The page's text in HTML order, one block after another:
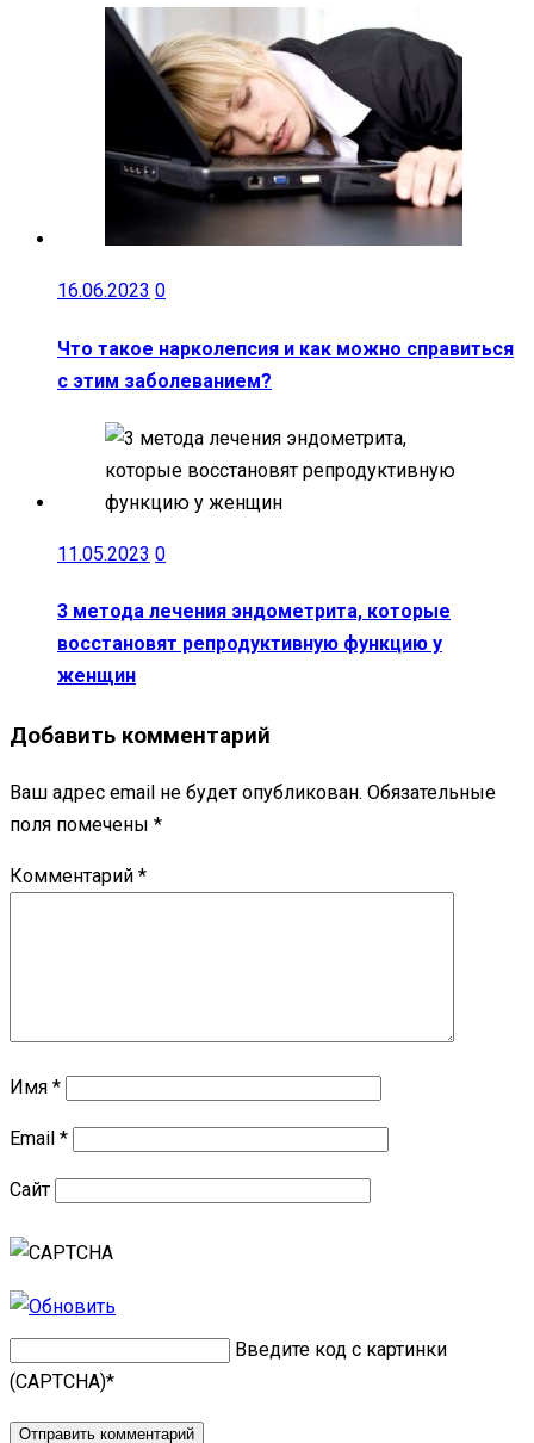
16.06.2023 0
Что такое нарколепсия и как можно справиться
с этим заболеванием?
11.05.2023 0
3 метода лечения эндометрита, которые
восстановят репродуктивную функцию у
женщин
Добавить комментарий
Ваш адрес email не будет опубликован. Обязательные
поля помечены *
Комментарий *
Имя *
Email *
Сайт
Введите код с картинки
(CAPTCHA)*